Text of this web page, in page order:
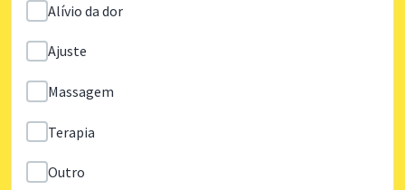
Alívio da dor
Ajuste
Massagem
Terapia
Outro